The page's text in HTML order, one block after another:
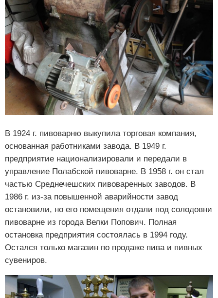
В 1924 г. пивоварню выкупила торговая компания,
основанная работниками завода. В 1949 г.
предприятие национализировали и передали в
управление Полабской пивоварне. В 1958 г. он стал
частью Среднечешских пивоваренных заводов. В
1986 г. из-за повышенной аварийности завод
остановили, но его помещения отдали под солодовни
пивоварне из города Велки Попович. Полная
остановка предприятия состоялась в 1994 году.
Остался только магазин по продаже пива и пивных
сувениров.